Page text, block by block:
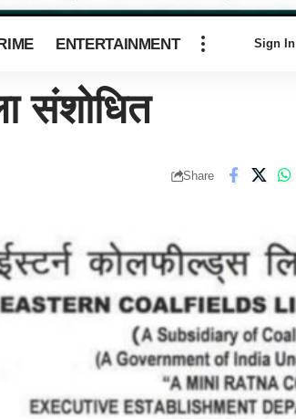
ENTERTAINMENT Sign In
संशोधित
Share